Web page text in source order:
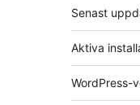
Senast
Aktiva
WordPress-